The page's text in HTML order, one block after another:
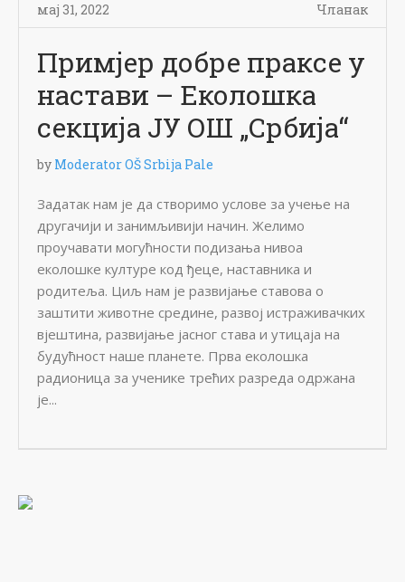
мај 31, 2022 Чланак
Примјер добре праксе у
настави – Еколошка
секција ЈУ ОШ „Србија“
by Moderator OŠ Srbija Pale
Задатак нам је да створимо услове за учење на
другачији и занимљивији начин. Желимо
проучавати могућности подизања нивоа
еколошке културе код ђеце, наставника и
родитеља. Циљ нам је развијање ставова о
заштити животне средине, развој истраживачких
вјештина, развијање јасног става и утицаја на
будућност наше планете. Прва еколошка
радионица за ученике трећих разреда одржана
је...